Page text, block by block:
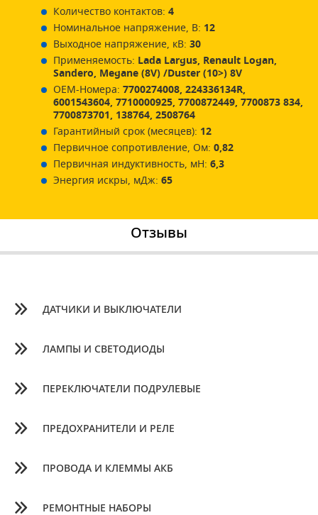
Количество контактов: 4
Номинальное напряжение, В: 12
Выходное напряжение, кВ: 30
Применяемость: Lada Largus, Renault Logan,
Sandero, Megane (8V) /Duster (10>) 8V
ОЕМ-Номера: 7700274008, 224336134R,
6001543604, 7710000925, 7700872449, 7700873 834,
7700873701, 138764, 2508764
Гарантийный срок (месяцев): 12
Первичное сопротивление, Ом: 0,82
Первичная индуктивность, мН: 6,3
Энергия искры, мДж: 65
Отзывы
ДАТЧИКИ И ВЫКЛЮЧАТЕЛИ
ЛАМПЫ И СВЕТОДИОДЫ
ПЕРЕКЛЮЧАТЕЛИ ПОДРУЛЕВЫЕ
ПРЕДОХРАНИТЕЛИ И РЕЛЕ
ПРОВОДА И КЛЕММЫ АКБ
РЕМОНТНЫЕ НАБОРЫ